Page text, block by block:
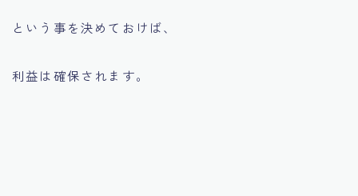
という事を決めておけば、
利益は確保されます。